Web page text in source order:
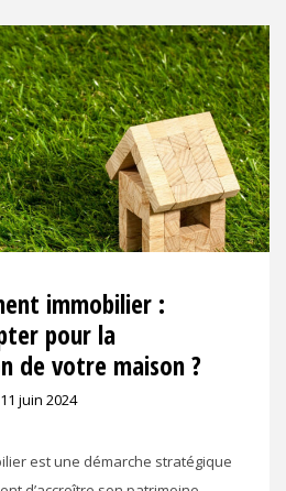
immobilier :
pour la
de votre maison ?
11 juin 2024
est une démarche stratégique